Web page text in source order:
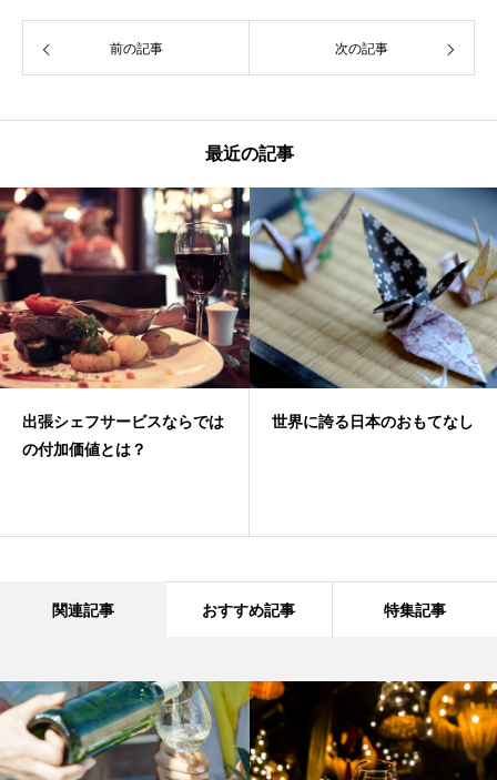
前の記事 次の記事
最近の記事
出張シェフサービスならでは
の付加価値とは？
世界に誇る日本のおもてなし
関連記事 おすすめ記事 特集記事